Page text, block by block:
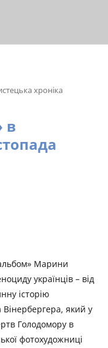
хроніка
в
Марини
українців – від
історію
Вінербергера, який у
Голодомору в
фотохудожниці